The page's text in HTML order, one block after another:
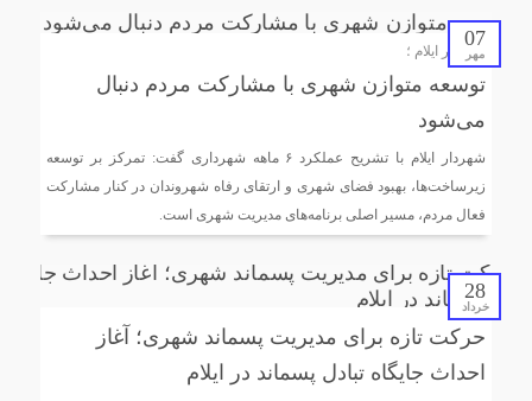
07
مهر
شهردار ایلام ؛
توسعه متوازن شهری با مشارکت مردم دنبال
می‌شود
شهردار ایلام با تشریح عملکرد ۶ ماهه شهرداری گفت: تمرکز بر توسعه
زیرساخت‌ها، بهبود فضای شهری و ارتقای رفاه شهروندان در کنار مشارکت
فعال مردم، مسیر اصلی برنامه‌های مدیریت شهری است.
28
خرداد
حرکت تازه برای مدیریت پسماند شهری؛ آغاز
احداث جایگاه تبادل پسماند در ایلام